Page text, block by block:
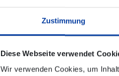
Zustimmung
Diese Webseite verwendet
Wir verwenden Cookies, um
Gültig an 7